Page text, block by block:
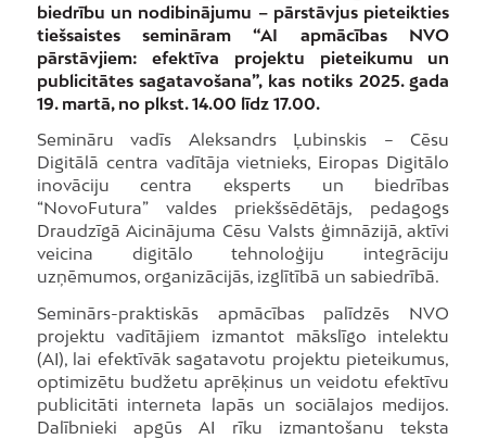
biedrību un nodibinājumu – pārstāvjus pieteikties
tiešsaistes semināram “AI apmācības NVO
pārstāvjiem: efektīva projektu pieteikumu un
publicitātes sagatavošana”, kas notiks 2025. gada
19. martā, no plkst. 14.00 līdz 17.00.
Semināru vadīs Aleksandrs Ļubinskis – Cēsu
Digitālā centra vadītāja vietnieks, Eiropas Digitālo
inovāciju centra eksperts un biedrības
“NovoFutura” valdes priekšsēdētājs, pedagogs
Draudzīgā Aicinājuma Cēsu Valsts ģimnāzijā, aktīvi
veicina digitālo tehnoloģiju integrāciju
uzņēmumos, organizācijās, izglītībā un sabiedrībā.
Seminārs-praktiskās apmācības palīdzēs NVO
projektu vadītājiem izmantot mākslīgo intelektu
(AI), lai efektīvāk sagatavotu projektu pieteikumus,
optimizētu budžetu aprēķinus un veidotu efektīvu
publicitāti interneta lapās un sociālajos medijos.
Dalībnieki apgūs AI rīku izmantošanu teksta